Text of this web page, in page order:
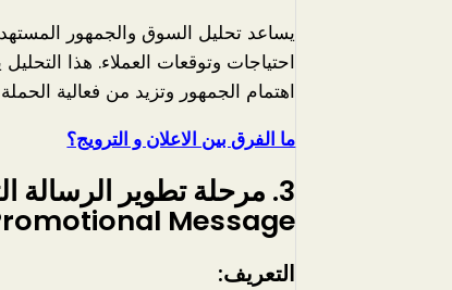
يساعد تحليل السوق والجمهور
احتياجات وتوقعات العملاء. هذا
اهتمام الجمهور وتزيد من فعالية الحملة
ما الفرق بين الاعلان و الترويج؟
3.
Message):
التعريف: